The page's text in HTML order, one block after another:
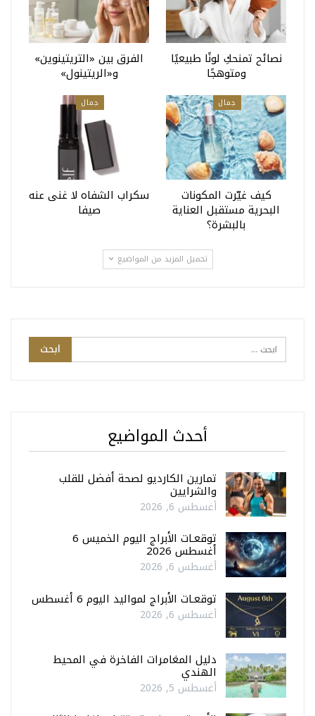
نصائح تمنحكِ لونًا طبيعيًا
ومتوهجًا
الفرق بين «التريتينوين»
و«الريتينول»
جمال
كيف غيّرت المكونات
البحرية مستقبل العناية
بالبشرة؟
جمال
سكراب الشفاه لا غنى عنه
صيفا
تحميل المزيد من المواضيع
أحدث المواضيع
تمارين الكارديو لصحة أفضل للقلب
والشرايين
أغسطس 6, 2026
توقعـات الأبراج اليوم الخميس 6
أغسطس 2026
أغسطس 6, 2026
توقعـات الأبراج لمواليد اليوم 6 أغسطس
أغسطس 6, 2026
دليل المغامرات الفاخرة في المحيط
الهندي
أغسطس 5, 2026